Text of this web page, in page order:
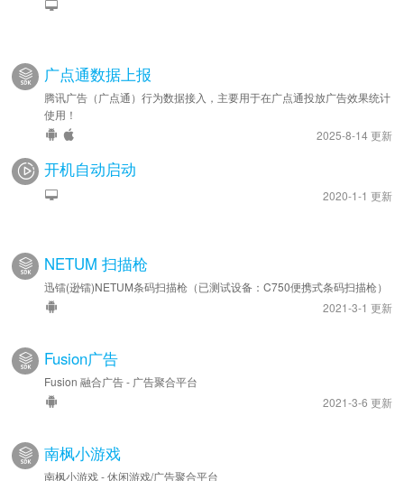
广点通数据上报
腾讯广告（广点通）行为数据接入，主要用于在广点通投放广告效果统计
使用！
2025-8-14 更新
开机自动启动
2020-1-1 更新
NETUM 扫描枪
迅镭(逊镭)NETUM条码扫描枪（已测试设备：C750便携式条码扫描枪）
2021-3-1 更新
Fusion广告
Fusion 融合广告 - 广告聚合平台
2021-3-6 更新
南枫小游戏
南枫小游戏 - 休闲游戏/广告聚合平台